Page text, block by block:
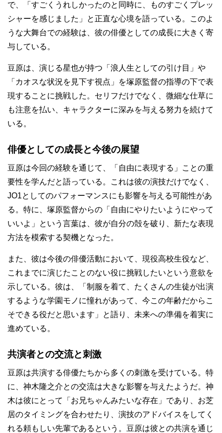
で、「すごくうれしかったのと同時に、ものすごくプレッ
シャーを感じました」と正直な心境を語っている。このよ
うな大舞台での経験は、彼の俳優としての成長に大きく寄
与している。
豆原は、演じる星也が持つ「浪人生としての引け目」や
「カオスな状況を見下す視点」を塚原監督の指導の下で表
現することに挑戦した。セリフだけでなく、微細な仕草に
も注意を払い、キャラクターに深みを与える努力を続けて
いる。
俳優としての成長と今後の展望
豆原は今回の経験を通じて、「自由に表現する」ことの重
要性を学んだと語っている。これは彼の演技だけでなく、
JO1としてのパフォーマンスにも影響を与える可能性があ
る。特に、塚原監督からの「自由にやりたいようにやって
いいよ」という言葉は、彼が自分の殻を破り、新たな表現
方法を模索する契機となった。
また、彼は今後の俳優活動において、現役高校生役など、
これまでに演じたことのない役に挑戦したいという意欲を
示している。彼は、「制服を着て、たくさんの生徒が出演
するような学園モノに憧れがあって、今この年齢だからこ
そできる役だと思います」と語り、未来への準備を着実に
進めている。
共演者との交流と刺激
豆原は共演する俳優たちから多くの刺激を受けている。特
に、神木隆之介との交流は大きな影響を与えたようだ。神
木は彼にとって「お兄ちゃんみたいな存在」であり、お芝
居のタイミングを合わせたり、演技のアドバイスをしてく
れる頼もしい先輩であるという。豆原は彼との共演を通じ